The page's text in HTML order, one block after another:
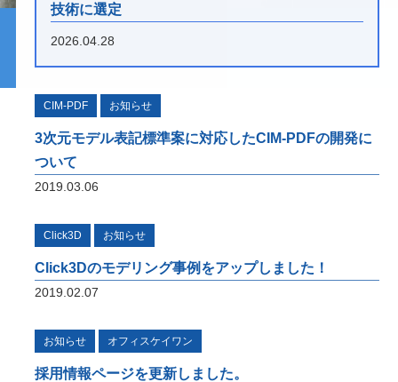
が取り組んだ「建設現場の生産性を飛躍的に
橋」「トラス橋」「斜張橋」「吊橋」に大別
できます。 全国各地で地域のランドマーク
技術に選定
2026.04.28
CIM-PDF お知らせ
3次元モデル表記標準案に対応したCIM-PDFの開発に
ついて
2019.03.06
Click3D お知らせ
Click3Dのモデリング事例をアップしました！
2019.02.07
お知らせ オフィスケイワン
採用情報ページを更新しました。